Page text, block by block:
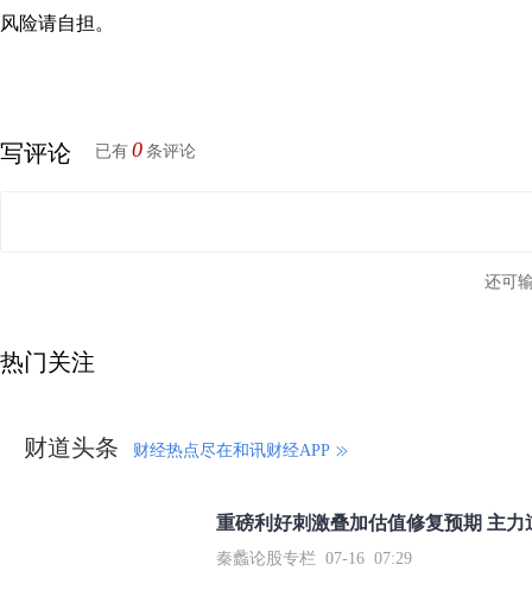
风险请自担。
写评论 已有 0 条评论
还可
热门关注
财道头条 财经热点尽在和讯财经APP
秦蠡论股专栏 07-16 07:29